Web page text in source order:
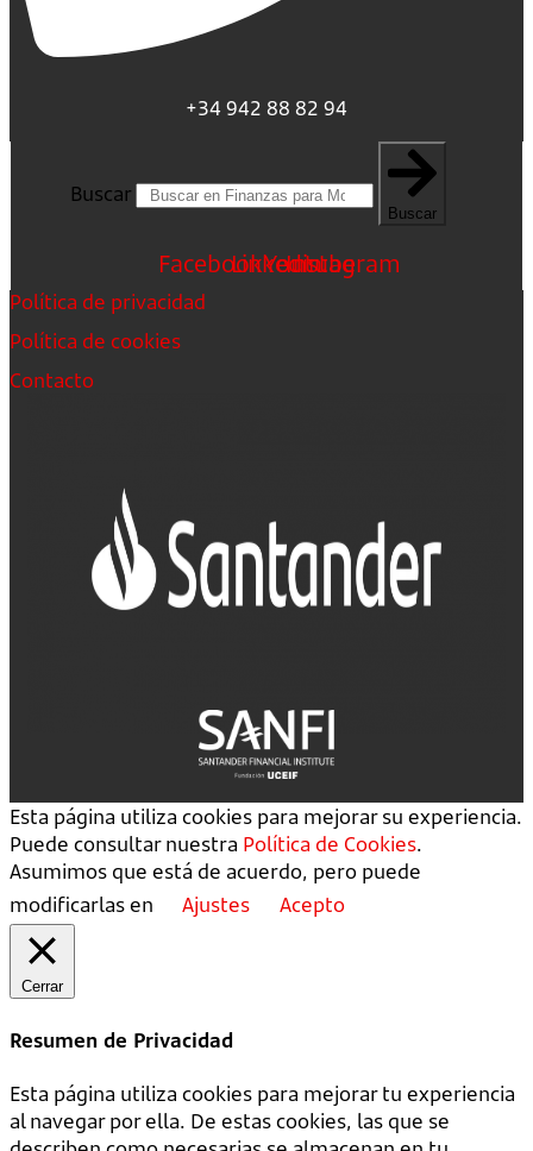
+34 942 88 82 94
Buscar
Buscar
FacebookLinkedin
Youtube
Instagram
Política de privacidad
Política de cookies
Contacto
Esta página utiliza cookies para mejorar su experiencia.
Puede consultar nuestra Política de Cookies.
Asumimos que está de acuerdo, pero puede
modificarlas en
Ajustes Acepto
Cerrar
Resumen de Privacidad
Esta página utiliza cookies para mejorar tu experiencia
al navegar por ella. De estas cookies, las que se